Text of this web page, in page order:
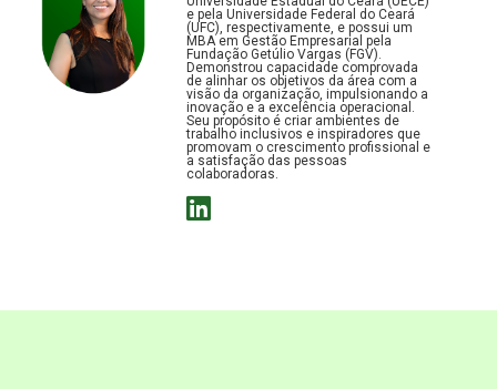
e pela Universidade Federal do Ceará
(UFC), respectivamente, e possui um
MBA em Gestão Empresarial pela
Fundação Getúlio Vargas (FGV).
Demonstrou capacidade comprovada
de alinhar os objetivos da área com a
visão da organização, impulsionando a
inovação e a excelência operacional.
Seu propósito é criar ambientes de
trabalho inclusivos e inspiradores que
promovam o crescimento profissional e
a satisfação das pessoas
colaboradoras.